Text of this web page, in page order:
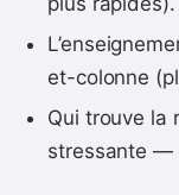
et-colonne
Qui trouve la
stressante —